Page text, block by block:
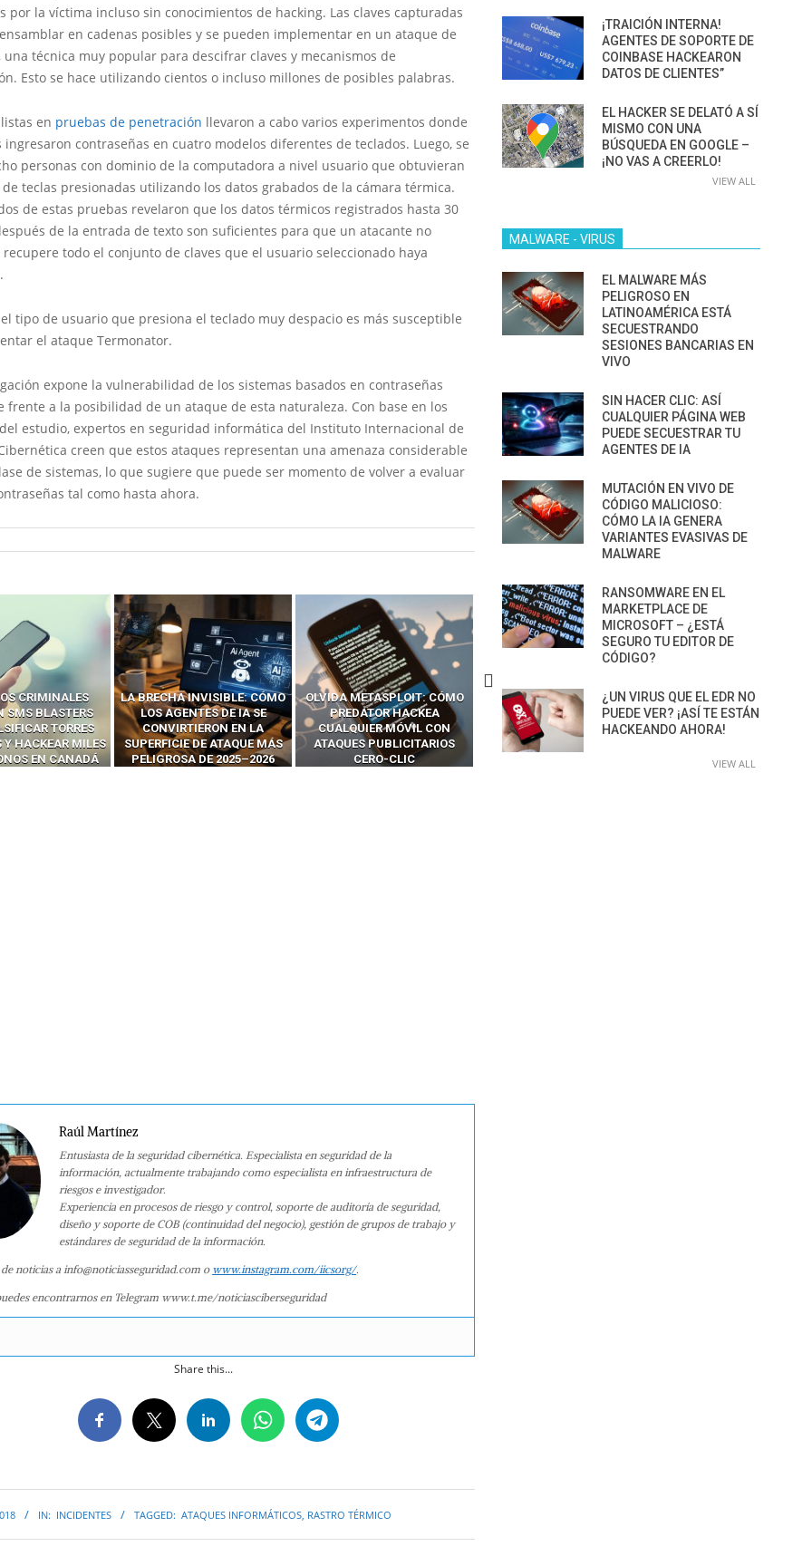
por la víctima incluso sin conocimientos de hacking. Las claves capturadas
en cadenas posibles y se pueden implementar en un ataque de
una técnica muy popular para descifrar claves y mecanismos de
Esto se hace utilizando cientos o incluso millones de posibles palabras.
en pruebas de penetración llevaron a cabo varios experimentos donde
ingresaron contraseñas en cuatro modelos diferentes de teclados. Luego, se
personas con dominio de la computadora a nivel usuario que obtuvieran
teclas presionadas utilizando los datos grabados de la cámara térmica.
de estas pruebas revelaron que los datos térmicos registrados hasta 30
de la entrada de texto son suficientes para que un atacante no
todo el conjunto de claves que el usuario seleccionado haya
tipo de usuario que presiona el teclado muy despacio es más susceptible
el ataque Termonator.
expone la vulnerabilidad de los sistemas basados en contraseñas
frente a la posibilidad de un ataque de esta naturaleza. Con base en los
estudio, expertos en seguridad informática del Instituto Internacional de
creen que estos ataques representan una amenaza considerable
de sistemas, lo que sugiere que puede ser momento de volver a evaluar
tal como hasta ahora.
INVISIBLE: CÓMO
DE IA SE
EN LA
DE ATAQUE MÁS
DE 2025–2026
OLVIDA METASPLOIT: CÓMO
PREDATOR HACKEA
CUALQUIER MÓVIL CON
ATAQUES PUBLICITARIOS
CERO-CLIC
CÓMO LOS HACKERS
INTERCEPTAN OTPS Y
LLAMADAS MÓVILES SIN
‘HACKEAR’ — EL INCREÍBLE
PODER DE LOS SIM BOXES”
13 TÉCNICAS
RIDÍCULAMENTE FÁCILES
PARA HACKEAR Y EXPLOTAR
NAVEGADORES DE IA
CÓMO LOS HACKERS
MANIPULAN GITHUB
COPILOT DENTRO DE VS
Raúl Martínez
Entusiasta de la seguridad cibernética. Especialista en seguridad de la
información, actualmente trabajando como especialista en infraestructura de
riesgos e investigador.
Experiencia en procesos de riesgo y control, soporte de auditoría de seguridad,
diseño y soporte de COB (continuidad del negocio), gestión de grupos de trabajo y
estándares de seguridad de la información.
noticias a info@noticiasseguridad.com o www.instagram.com/iicsorg/.
encontrarnos en Telegram www.t.me/noticiasciberseguridad
Share this...
IN: INCIDENTES TAGGED: ATAQUES INFORMÁTICOS RASTRO TÉRMICO
¡TRAICIÓN INTERNA!
AGENTES DE SOPORTE DE
COINBASE HACKEARON
DATOS DE CLIENTES”
EL HACKER SE DELATÓ A SÍ
MISMO CON UNA
BÚSQUEDA EN GOOGLE –
¡NO VAS A CREERLO!
VIEW ALL
MALWARE - VIRUS
EL MALWARE MÁS
PELIGROSO EN
LATINOAMÉRICA ESTÁ
SECUESTRANDO
SESIONES BANCARIAS EN
VIVO
SIN HACER CLIC: ASÍ
CUALQUIER PÁGINA WEB
PUEDE SECUESTRAR TU
AGENTES DE IA
MUTACIÓN EN VIVO DE
CÓDIGO MALICIOSO:
CÓMO LA IA GENERA
VARIANTES EVASIVAS DE
MALWARE
RANSOMWARE EN EL
MARKETPLACE DE
MICROSOFT – ¿ESTÁ
SEGURO TU EDITOR DE
CÓDIGO?
¿UN VIRUS QUE EL EDR NO
PUEDE VER? ¡ASÍ TE ESTÁN
HACKEANDO AHORA!
VIEW ALL